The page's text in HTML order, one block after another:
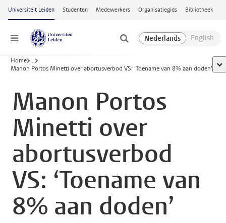
Ga naar hoofdinhoud
Universiteit Leiden Studenten Medewerkers Organisatiegids Bibliotheek
Menu
Home ...
Manon Portos Minetti over abortusverbod VS: ‘Toename van 8% aan doden’
Manon Portos
Minetti over
abortusverbod
VS: ‘Toename van
8% aan doden’